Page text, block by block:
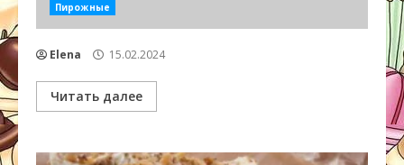
Пирожные
Elena 15.02.2024
Читать далее